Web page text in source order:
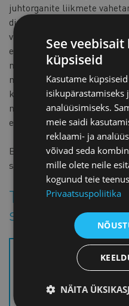
juhtorganite liikmete
direktiiv näevad ette
vastavalt juhtide lepingute
eesmärkide täitmine võtta
negatiivne nimekiri jätta
mulje. Direktiiv negatiivset
koja hinnangul eelnõus
negatiivne nimekiri
ettepaneku jätta eelnõust
Börsiettevõtete juhtkonna
saad lähemalt tutvudaSIIN.
Tutvu lähemalt
seisukohtadega:
2025_VÄÄRTPABERITURU
MUUTMISE SEADUS 588SE
See veebisait
küpsiseid
Kasutame
isikupärastamiseks
analüüsimiseks.
meie saidi
reklaami- ja
võivad seda
mille olete neile
kogunud teie
Privaatsuspoliitika
NÄITA